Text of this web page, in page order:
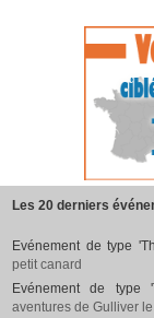
Les 20 derniers
Evénement de type
petit canard
Evénement de type
aventures de Gulliver